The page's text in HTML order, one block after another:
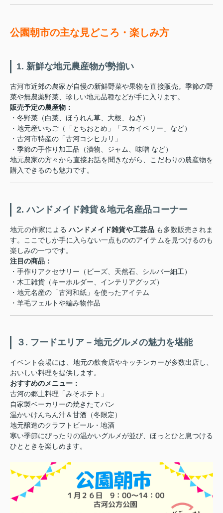
公園朝市の主な見どころ・楽しみ方
1. 新鮮な地元農産物が勢揃い
古河市近郊の農家が自慢の新鮮野菜や果物を直接販売。季節の野
菜や無農薬野菜、珍しい地元品種などが手に入ります。
販売予定の農産物：
・冬野菜（白菜、ほうれん草、大根、ねぎ）
・地元産いちご（「とちおとめ」「スカイベリー」など）
・古河市特産の「古河コシヒカリ」
・季節の手作り加工品（漬物、ジャム、味噌 など）
地元農家の方々から直接お話を聞きながら、こだわりの農産物を
購入できるのも魅力です。
2. ハンドメイド雑貨＆地元名産品コーナー
地元の作家によるハンドメイド雑貨や工芸品も多数販売されま
す。ここでしか手に入らない一点もののアイテムを見つけるのも
楽しみの一つです。
注目の商品：
・手作りアクセサリー（ビーズ、天然石、シルバー細工）
・木工雑貨（キーホルダー、インテリアグッズ）
・地元名産の「古河和紙」を使ったアイテム
・羊毛フェルトや編み物作品
３. フードエリア – 地元グルメの魅力を堪能
イベント会場には、地元の飲食店やキッチンカーが多数出店し、
おいしい料理を提供します。
おすすめのメニュー：
古河の郷土料理「みそポテト」
自家製ベーカリーの焼きたてパン
温かいけんちん汁＆甘酒（冬限定）
地元醸造のクラフトビール・地酒
寒い季節にぴったりの温かいグルメが並び、ほっとひと息つける
ひとときを楽しめます。